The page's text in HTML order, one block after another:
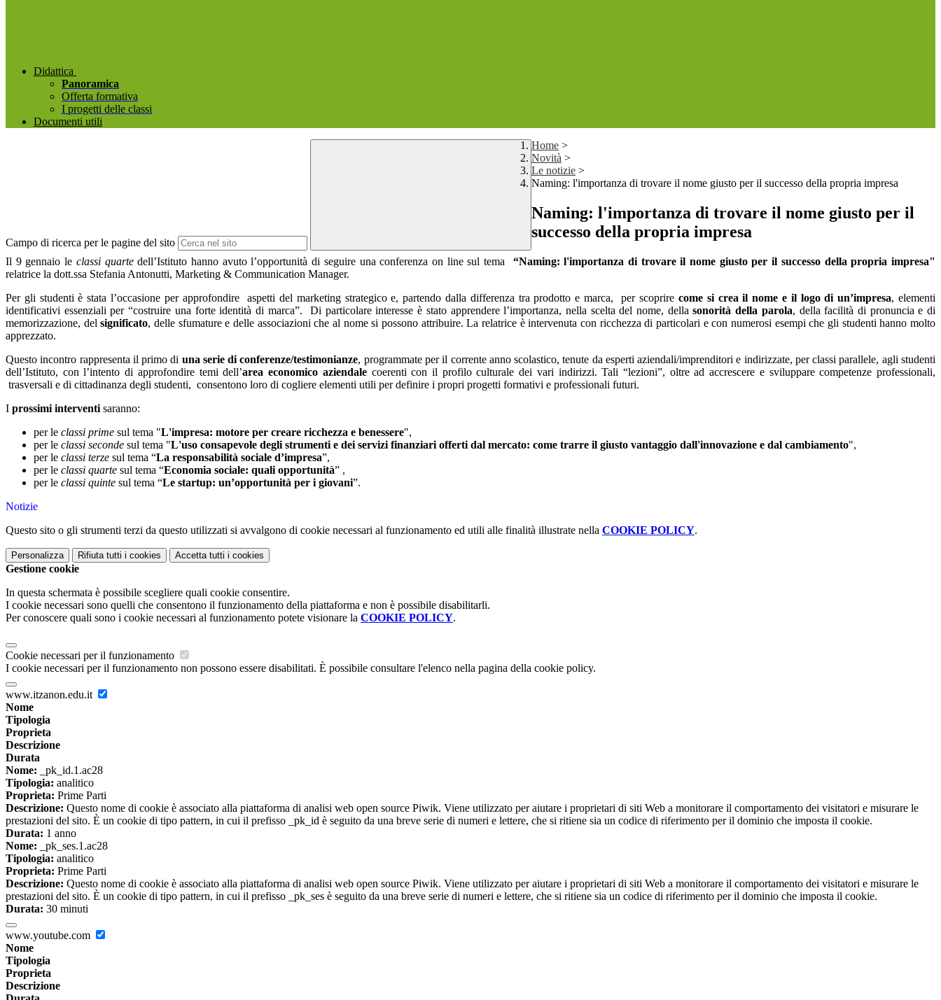
Didattica
Panoramica
Offerta formativa
I progetti delle classi
Documenti utili
Campo di ricerca per le pagine del sito
Home >
Novità >
Le notizie >
Naming: l'importanza di trovare il nome giusto per il successo della propria impresa
Naming: l'importanza di trovare il nome giusto per il
successo della propria impresa
Il 9 gennaio le classi quartedell’Istituto hanno avuto l’opportunità di seguire una conferenza on line sul tema
“Naming: l'importanza di trovare il nome giusto per il successo della propria impresa"
relatrice la dott.ssa Stefania Antonutti, Marketing & Communication Manager.
Per gli studenti è stata l’occasione per approfondire
aspetti del marketing strategico e, partendo dalla differenza tra prodotto e marca, per scoprirecome si crea il nome e il logo di un’impresa, elementi
identificativi essenziali per “costruire una forte identità di marca”.
Di particolare interesse è stato apprendere l’importanza, nella scelta del nome, dellasonorità della parola, della facilità di pronuncia e di
memorizzazione, delsignificato, delle sfumature e delle associazioni che al nome si possono attribuire. La relatrice è intervenuta con ricchezza di particolari e con numerosi esempi che gli studenti hanno molto
apprezzato.
Questo incontro rappresenta il primo di una serie di conferenze/testimonianze, programmate per il corrente anno scolastico, tenute da esperti aziendali/imprenditori e indirizzate, per classi parallele, agli studenti
dell’Istituto, con l’intento di approfondire temi dell’area economico aziendale coerenti con il profilo culturale dei vari indirizzi. Tali “lezioni”, oltre ad accrescere e sviluppare competenze professionali,
trasversali e di cittadinanza degli studenti, consentono loro di cogliere elementi utili per definire i propri progetti formativi e professionali futuri.
I prossimi interventi saranno:
per le classi prime sul tema "L'impresa: motore per creare ricchezza e benessere",
per le classi seconde sul tema "L'uso consapevole degli strumenti e dei servizi finanziari offerti dal mercato: come trarre il giusto vantaggio dall'innovazione e dal cambiamento",
per le classi terze sul tema “La responsabilità sociale d’impresa”,
per le classi quarte sul tema “Economia sociale: quali opportunità” ,
per le classi quinte sul tema “Le startup: un’opportunità per i giovani”.
Notizie
Questo sito o gli strumenti terzi da questo utilizzati si avvalgono di cookie necessari al funzionamento ed utili alle finalità illustrate nella COOKIE POLICY.
Personalizza Rifiuta tutti i cookies Accetta tutti i cookies
Gestione cookie
In questa schermata è possibile scegliere quali cookie consentire.
I cookie necessari sono quelli che consentono il funzionamento della piattaforma e non è possibile disabilitarli.
Per conoscere quali sono i cookie necessari al funzionamento potete visionare la COOKIE POLICY.
Cookie necessari per il funzionamento
I cookie necessari per il funzionamento non possono essere disabilitati. È possibile consultare l'elenco nella pagina della cookie policy.
www.itzanon.edu.it
Nome
Tipologia
Proprieta
Descrizione
Durata
Nome: _pk_id.1.ac28
Tipologia: analitico
Proprieta: Prime Parti
Descrizione: Questo nome di cookie è associato alla piattaforma di analisi web open source Piwik. Viene utilizzato per aiutare i proprietari di siti Web a monitorare il comportamento dei visitatori e misurare le
prestazioni del sito. È un cookie di tipo pattern, in cui il prefisso _pk_id è seguito da una breve serie di numeri e lettere, che si ritiene sia un codice di riferimento per il dominio che imposta il cookie.
Durata: 1 anno
Nome: _pk_ses.1.ac28
Tipologia: analitico
Proprieta: Prime Parti
Descrizione: Questo nome di cookie è associato alla piattaforma di analisi web open source Piwik. Viene utilizzato per aiutare i proprietari di siti Web a monitorare il comportamento dei visitatori e misurare le
prestazioni del sito. È un cookie di tipo pattern, in cui il prefisso _pk_ses è seguito da una breve serie di numeri e lettere, che si ritiene sia un codice di riferimento per il dominio che imposta il cookie.
Durata: 30 minuti
www.youtube.com
Nome
Tipologia
Proprieta
Descrizione